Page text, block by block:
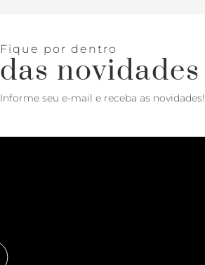
Fique por dentro
das novidades
Informe seu e-mail e receba as novidades!